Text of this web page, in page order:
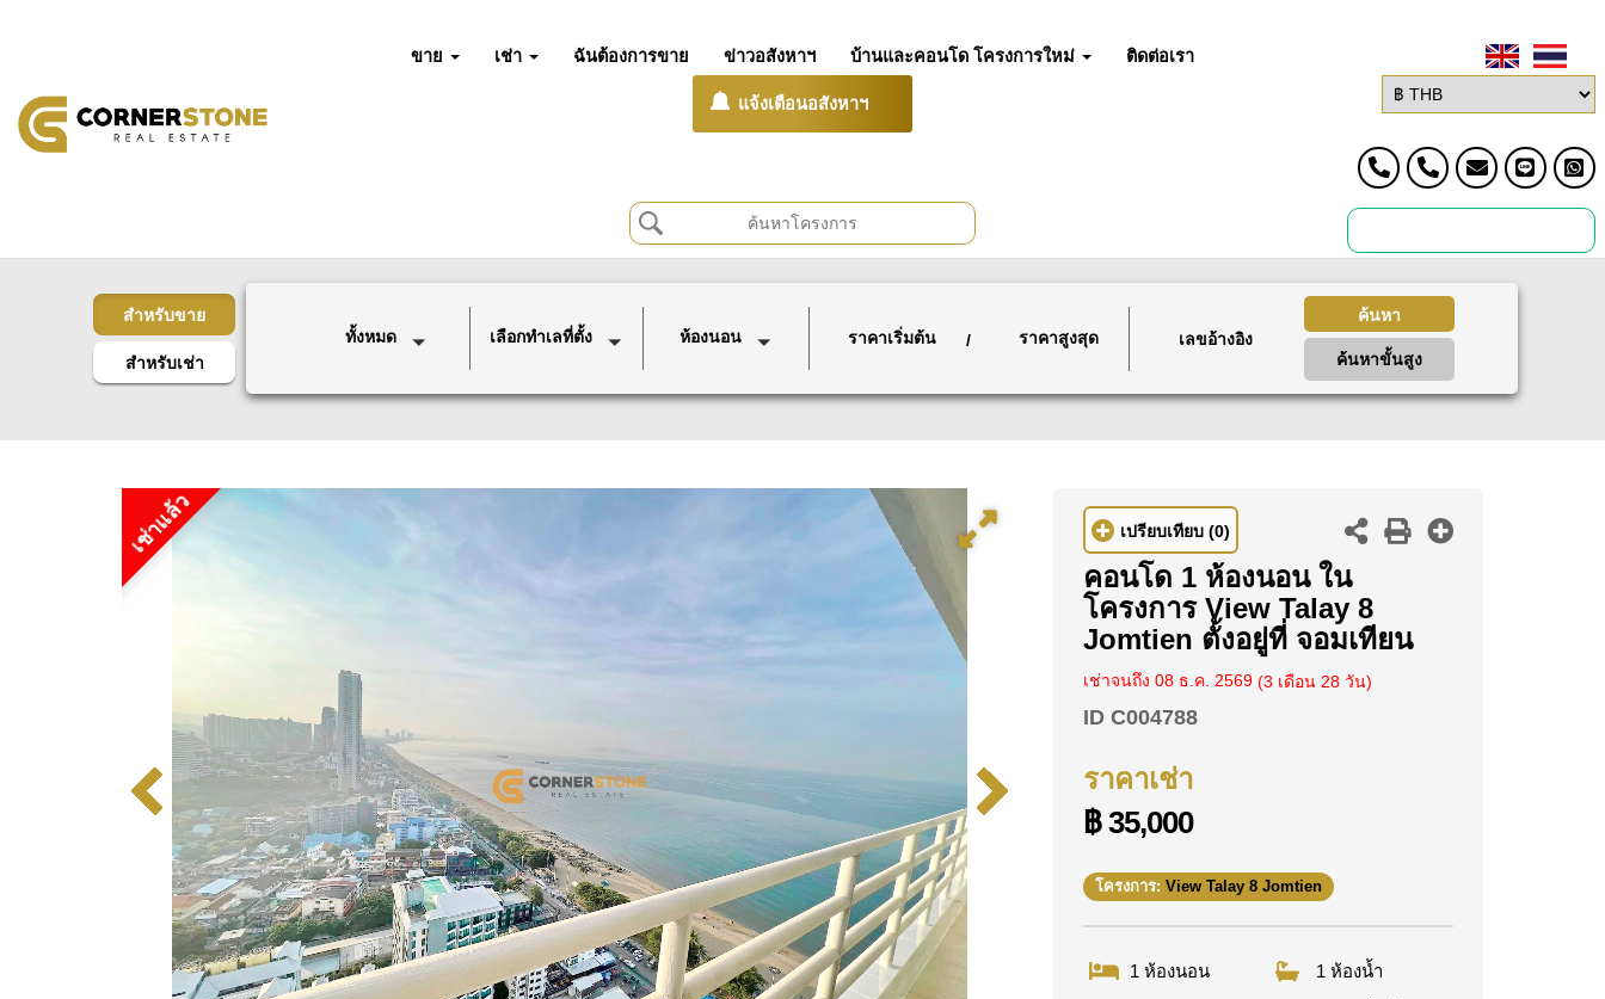
ขาย เช่า ฉันต้องการขาย ข่าวอสังหาฯ บ้านและคอนโด โครงการใหม่ ติดต่อเรา
แจ้งเตือนอสังหาฯ
สำหรับขาย
สำหรับเช่า
ทั้งหมด เลือกทำเลที่ตั้ง ห้องนอน ราคาเริ่มต้น / ราคาสูงสุด
ค้นหา
ค้นหาขั้นสูง
เช่าแล้ว เปรียบเทียบ (0)
คอนโด 1 ห้องนอน ใน
โครงการ View Talay 8
Jomtien ตั้งอยู่ที่ จอมเทียน
เช่าจนถึง 08 ธ.ค. 2569 (3 เดือน 28 วัน)
ID C004788
ราคาเช่า
฿ 35,000
โครงการ: View Talay 8 Jomtien
1 ห้องนอน 1 ห้องน้ำ